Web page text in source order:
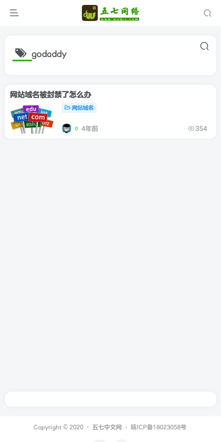
godaddy
网站域名被封禁了怎么办
网站域名
4年前 354
Copyright © 2020 · 五七中文网 · 皖ICP备18023058号